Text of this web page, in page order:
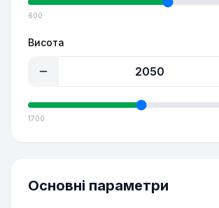
600
Висота
1700
Основні параметри